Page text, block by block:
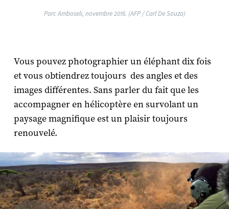
Parc Amboseli, novembre 2016. (AFP / Carl De Souza)
Vous pouvez photographier un éléphant dix fois
et vous obtiendrez toujours des angles et des
images différentes. Sans parler du fait que les
accompagner en hélicoptère en survolant un
paysage magnifique est un plaisir toujours
renouvelé.